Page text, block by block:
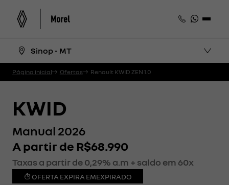
Sinop - MT
Página inicial Ofertas Renault KWID ZEN 1.0
KWID
Manual 2026
A partir de R$68.990
Taxas a partir de 0,29% a.m + saldo em 60x
OFERTA EXPIRA EMEXPIRADO